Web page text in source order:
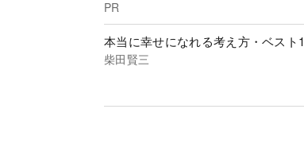
PR
本当に幸せになれる考え方・ベスト1
柴田賢三